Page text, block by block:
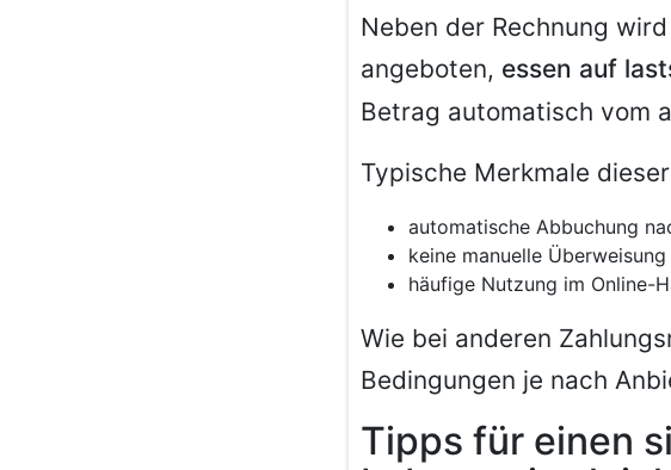
Neben der Rechnung
angeboten, essen auf
Betrag automatisch vom
Typische Merkmale
automatische Abbuchung
keine manuelle
häufige Nutzung im Online-
Wie bei anderen
Bedingungen je nach
Tipps für einen